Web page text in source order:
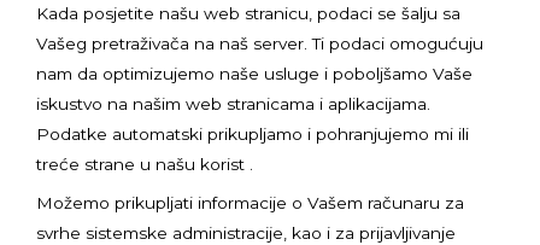
Kada posjetite našu web stranicu, podaci se šalju sa
Vašeg pretraživača na naš server. Ti podaci omogućuju
nam da optimizujemo naše usluge i poboljšamo Vaše
iskustvo na našim web stranicama i aplikacijama.
Podatke automatski prikupljamo i pohranjujemo mi ili
treće strane u našu korist .
Možemo prikupljati informacije o Vašem računaru za
svrhe sistemske administracije, kao i za prijavljivanje